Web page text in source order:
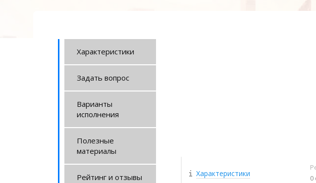
Характеристики
Задать вопрос
Варианты
исполнения
Полезные
материалы
Рейтинг и отзывы Характеристики
0